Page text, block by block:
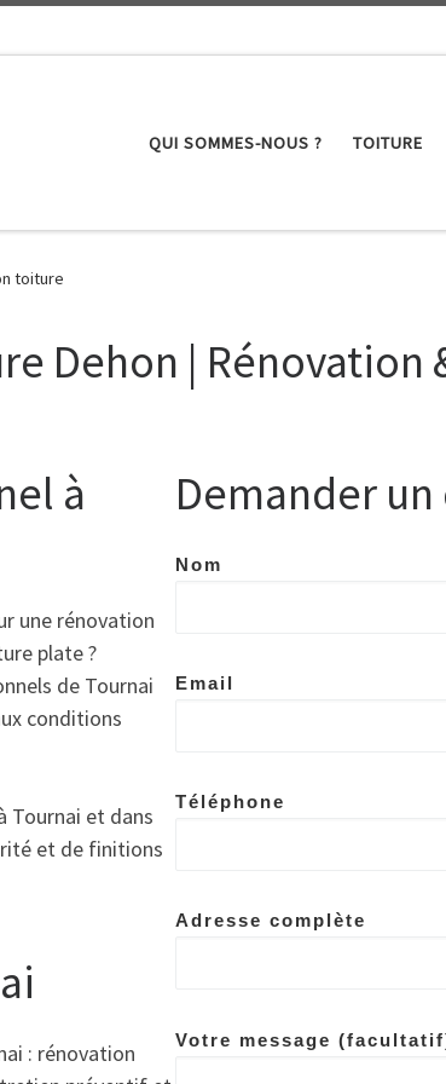
QUI SOMMES-NOUS ? TOITURE
toiture
Dehon |
à
une rénovation
plate ?
de Tournai
conditions
Tournai et dans
et de finitions
: rénovation
Demander
Nom
Email
Téléphone
Adresse complète
Votre message